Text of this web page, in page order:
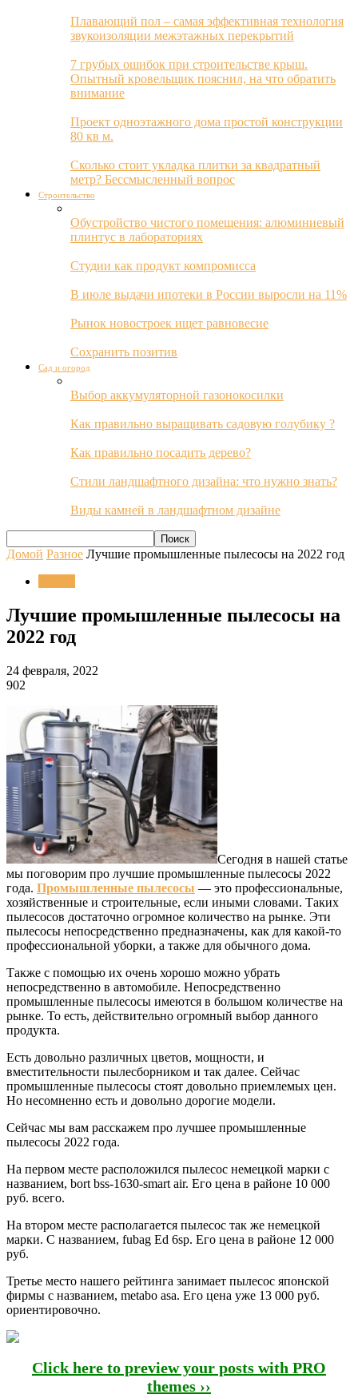
Плавающий пол – самая эффективная технология
звукоизоляции межэтажных перекрытий
7 грубых ошибок при строительстве крыш.
Опытный кровельщик пояснил, на что обратить
внимание
Проект одноэтажного дома простой конструкции
80 кв м.
Сколько стоит укладка плитки за квадратный
метр? Бессмысленный вопрос
Строительство
Обустройство чистого помещения: алюминиевый
плинтус в лабораториях
Студии как продукт компромисса
В июле выдачи ипотеки в России выросли на 11%
Рынок новостроек ищет равновесие
Сохранить позитив
Сад и огород
Выбор аккумуляторной газонокосилки
Как правильно выращивать садовую голубику ?
Как правильно посадить дерево?
Стили ландшафтного дизайна: что нужно знать?
Виды камней в ландшафтном дизайне
Домой Разное Лучшие промышленные пылесосы на 2022 год
Лучшие промышленные пылесосы на
2022 год
24 февраля, 2022
902
Сегодня в нашей статье
мы поговорим про лучшие промышленные пылесосы 2022
года. Промышленные пылесосы — это профессиональные,
хозяйственные и строительные, если иными словами. Таких
пылесосов достаточно огромное количество на рынке. Эти
пылесосы непосредственно предназначены, как для какой-то
профессиональной уборки, а также для обычного дома.
Также с помощью их очень хорошо можно убрать
непосредственно в автомобиле. Непосредственно
промышленные пылесосы имеются в большом количестве на
рынке. То есть, действительно огромный выбор данного
продукта.
Есть довольно различных цветов, мощности, и
вместительности пылесборником и так далее. Сейчас
промышленные пылесосы стоят довольно приемлемых цен.
Но несомненно есть и довольно дорогие модели.
Сейчас мы вам расскажем про лучшее промышленные
пылесосы 2022 года.
На первом месте расположился пылесос немецкой марки с
названием, bort bss-1630-smart air. Его цена в районе 10 000
руб. всего.
На втором месте располагается пылесос так же немецкой
марки. С названием, fubag Ed 6sp. Его цена в районе 12 000
руб.
Третье место нашего рейтинга занимает пылесос японской
фирмы с названием, metabo asa. Его цена уже 13 000 руб.
ориентировочно.
Click here to preview your posts with PRO
themes ››